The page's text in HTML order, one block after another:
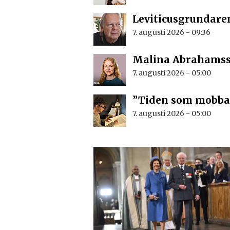
7. augusti 2026 - 09:36
Malina
7. augusti 2026 - 05:00
”Tiden som
7. augusti 2026 - 05:00